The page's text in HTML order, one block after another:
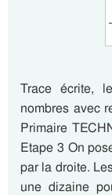
Trace écrite,
nombres avec
Primaire
Etape 3 On
par la droite.
une dizaine